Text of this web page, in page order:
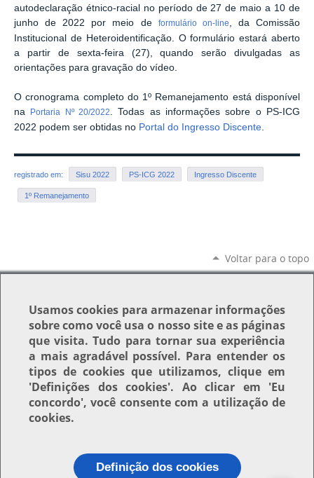
autodeclaração étnico-racial no período de 27 de maio a 10 de
junho de 2022 por meio de formulário on-line, da Comissão
Institucional de Heteroidentificação. O formulário estará aberto
a partir de sexta-feira (27), quando serão divulgadas as
orientações para gravação do vídeo.
O cronograma completo do 1º Remanejamento está disponível
na
Portaria Nº 20/2022. Todas as informações sobre o PS-ICG
2022 podem ser obtidas no Portal do Ingresso Discente.
registrado em: Sisu 2022 PS-ICG 2022 Ingresso Discente
1º Remanejamento
Voltar para o topo
Usamoscookies para armazenar informações
sobre como você usa o nosso site e as páginas
que visita. Tudo para tornar sua experiência
a mais agradável possível. Para entender os
tipos de cookies que utilizamos, clique em
'Definições dos cookies'. Ao clicar em 'Eu
concordo', você consente com a utilização de
cookies.